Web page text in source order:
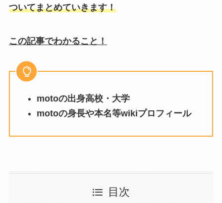
ついてまとめていきます！
この記事でわかること！
motoの出身高校・大学
motoの身長や本名等wikiプロフィール
目次